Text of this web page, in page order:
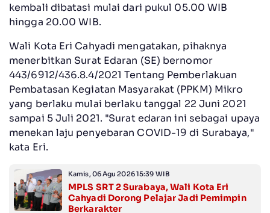
kembali dibatasi mulai dari pukul 05.00 WIB
hingga 20.00 WIB.
Wali Kota Eri Cahyadi mengatakan, pihaknya
menerbitkan Surat Edaran (SE) bernomor
443/6912/436.8.4/2021 Tentang Pemberlakuan
Pembatasan Kegiatan Masyarakat (PPKM) Mikro
yang berlaku mulai berlaku tanggal 22 Juni 2021
sampai 5 Juli 2021. "Surat edaran ini sebagai upaya
menekan laju penyebaran COVID-19 di Surabaya,"
kata Eri.
Kamis, 06 Agu 2026 15:39 WIB
MPLS SRT 2 Surabaya, Wali Kota Eri
Cahyadi Dorong Pelajar Jadi Pemimpin
Berkarakter